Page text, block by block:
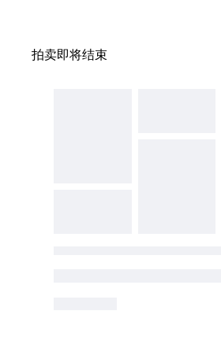
拍卖即将结束